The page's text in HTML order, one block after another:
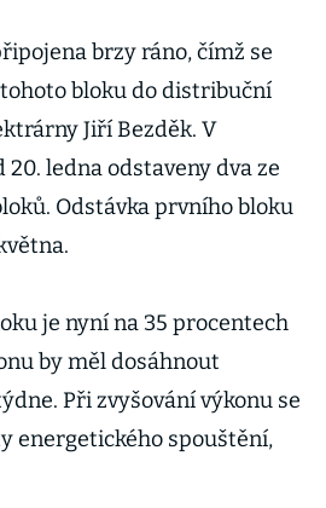
brzy ráno, čímž se
bloku do distribuční
Jiří Bezděk. V
20. ledna odstaveny dva ze
Odstávka prvního bloku
je nyní na 35 procentech
by měl dosáhnout
Při zvyšování výkonu se
energetického spouštění,